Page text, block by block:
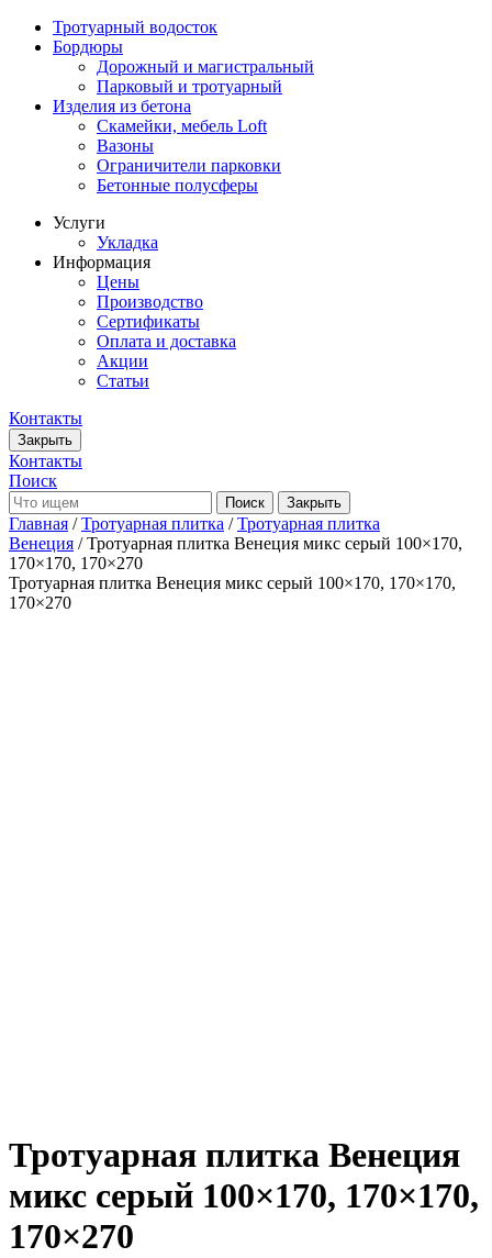
Тротуарный водосток
Бордюры
Дорожный и магистральный
Парковый и тротуарный
Изделия из бетона
Скамейки, мебель Loft
Вазоны
Ограничители парковки
Бетонные полусферы
Услуги
Укладка
Информация
Цены
Производство
Сертификаты
Оплата и доставка
Акции
Статьи
Контакты
Закрыть
Контакты
Поиск
Закрыть
Главная /Тротуарная плитка /Тротуарная плитка
Венеция / Тротуарная плитка Венеция микс серый 100×170,
170×170, 170×270
Тротуарная плитка Венеция микс серый 100×170, 170×170,
170×270
Тротуарная плитка Венеция
микс серый 100×170, 170×170,
170×270